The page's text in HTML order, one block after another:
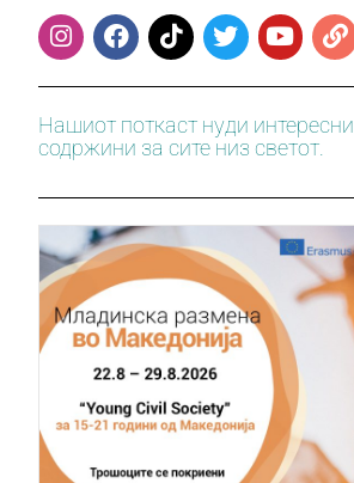
Нашиот поткаст нуди интересни
содржини за сите низ светот.